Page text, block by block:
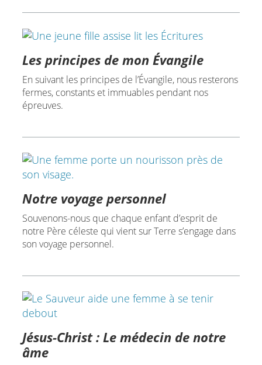
Les principes de mon Évangile
En suivant les principes de l’Évangile, nous resterons
fermes, constants et immuables pendant nos
épreuves.
Notre voyage personnel
Souvenons-nous que chaque enfant d’esprit de
notre Père céleste qui vient sur Terre s’engage dans
son voyage personnel.
Jésus-Christ : Le médecin de notre
âme